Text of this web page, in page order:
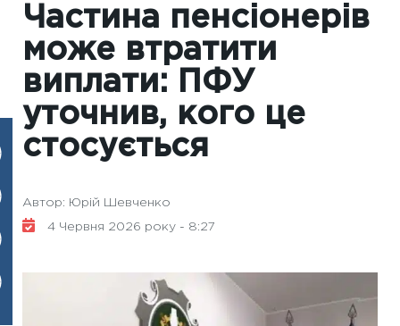
Частина пенсіонерів
може втратити
виплати: ПФУ
уточнив, кого це
стосується
Автор: Юрій Шевченко
4 Червня 2026 року - 8:27